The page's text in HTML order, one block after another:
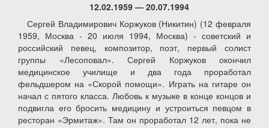
12.02.1959 — 20.07.1994
Сергей Владимирович Коржуков (Никитин) (12 февраля
1959, Москва - 20 июля 1994, Москва) - советский и
российский певец, композитор, поэт, первый солист
группы «Лесоповал». Сергей Коржуков окончил
медицинское училище и два года проработал
фельдшером на «Скорой помощи». Играть на гитаре он
начал с пятого класса. Любовь к музыке в конце концов и
подвигла его бросить медицину и устроиться певцом в
ресторан «Эрмитаж». Там он проработал 12 лет, пока не